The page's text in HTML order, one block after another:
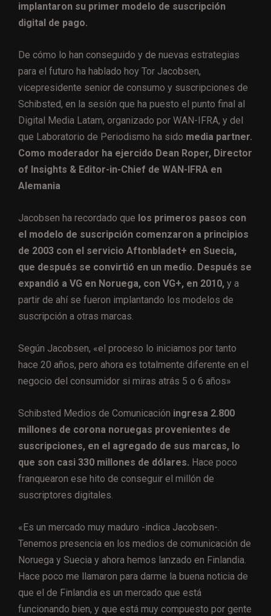
implantaron su primer modelo de suscripción
digital de pago.
De cómo lo han conseguido y de nuevas estrategias
para el futuro ha hablado hoy Tor Jacobsen,
vicepresidente senior de consumo y suscripciones de
Schibsted, en la sesión que ha puesto el punto final al
Digital Media Latam, organizado por WAN-IFRA, y del
que Laboratorio de Periodismo ha sido media partner.
Como moderador ha ejercido Dean Roper, Director
of Insights & Editor-in-Chief de WAN-IFRA en
Alemania
Jacobsen ha recordado que los primeros pasos con
el modelo de suscripción comenzaron a principios
de 2003 con el servicio Aftonbladet+ en Suecia,
que después se convirtió en un medio. Después se
expandió a VG en Noruega, con VG+, en 2010, y a
partir de ahí se fueron implantando los modelos de
suscripción a otras marcas.
Según Jacobsen, «el proceso lo iniciamos por tanto
hace 20 años, pero ahora es totalmente diferente en el
negocio del consumidor si miras atrás 5 o 6 años»
Schibsted Medios de Comunicación ingresa 2.800
millones de corona noruegas provenientes de
suscripciones, en el agregado de sus marcas, lo
que son casi 330 millones de dólares. Hace poco
franquearon ese hito de conseguir el millón de
suscriptores digitales.
«Es un mercado muy maduro -indica Jacobsen-.
Tenemos presencia en los medios de comunicación de
Noruega y Suecia y ahora hemos lanzado en Finlandia.
Hace poco me llamaron para darme la buena noticia de
que el de Finlandia es un mercado que está
funcionando bien, y que está muy compuesto por gente